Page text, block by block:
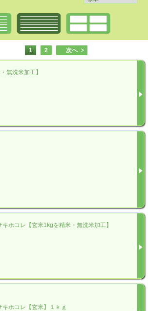
1 2 次へ
無洗米加工】
ホコレ【玄米1kgを精米・無洗米加工】
ホコレ【玄米】１ｋｇ